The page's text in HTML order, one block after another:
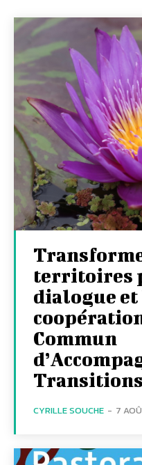
territoires
dialogue et
Commun
Transitions
CYRILLE SOUCHE - 7